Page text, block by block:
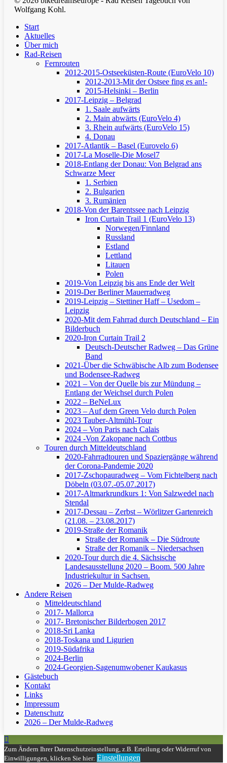
Wolfgang Kohl.
Start
Aktuelles
Über mich
Rad-Reisen
Fernrouten
2012-2015-Ostseeküsten-Route (EuroVelo 10)
2012-2013-Mit der Ostsee fing es an!-
2015-Helsinki – Berlin
2017-Leipzig – Belgrad
1. Saale aufwärts
2. Main abwärts (EuroVelo 4)
3. Rhein aufwärts (EuroVelo 15)
4. Donau
2017-Atlantik – Basel (Eurovelo 6)
2017-La Moselle-Die Mosel7
2018-Entlang der Donau: Von Belgrad ans
Schwarze Meer
1. Serbien
2. Bulgarien
3. Rumänien
2018-Von der Barentssee nach Leipzig
Iron Curtain Trail 1 (EuroVelo 13)
Norwegen/Finnland
Russland
Estland
Lettland
Litauen
Polen
2019-Von Leipzig bis ans Ende der Welt
2019-Der Berliner Mauerradweg
2019-Leipzig – Stettiner Haff – Usedom –
Leipzig
2020-Mit dem Fahrrad durch Deutschland – Ein
Bilderbuch
2020-Iron Curtain Trail 2
Deutsch-Deutscher Radweg – Das Grüne
Band
2021-Über die Schwäbische Alb zum Bodensee
und Bodensee-Radweg
2021 – Von der Quelle bis zur Mündung –
Entlang der Weichsel durch Polen
2022 – BeNeLux
2023 – Auf dem Green Velo durch Polen
2023 Tauber-Altmühl-Tour
2024 – Von Paris nach Calais
2024 -Von Zakopane nach Cottbus
Touren durch Mitteldeutschland
2020-Fahrradtouren und Spaziergänge während
der Corona-Pandemie 2020
2017-Zschopauradweg – Vom Fichtelberg nach
Döbeln (03.07.-05.07.2017)
2017-Altmarkrundkurs 1: Von Salzwedel nach
Stendal
2017-Dessau – Zerbst – Wörlitzer Gartenreich
(21.08. – 23.08.2017)
2019-Straße der Romanik
Straße der Romanik – Die Südroute
Straße der Romanik – Niedersachsen
2020-Tour durch die 4. Sächsische
Landesausstellung 2020 – Boom. 500 Jahre
Industriekultur in Sachsen.
2026 – Der Mulde-Radweg
Andere Reisen
Mitteldeutschland
2017- Mallorca
2017- Bretonischer Bilderbogen 2017
2018-Sri Lanka
2018-Toskana und Ligurien
2019-Südafrika
2024-Berlin
2024-Georgien-Sagenumwobener Kaukasus
Gästebuch
Kontakt
Links
Impressum
Datenschutz
2026 – Der Mulde-Radweg
Zum Ändern Ihrer Datenschutzeinstellung, z.B. Erteilung oder Widerruf von
Einwilligungen, klicken Sie hier: Einstellungen